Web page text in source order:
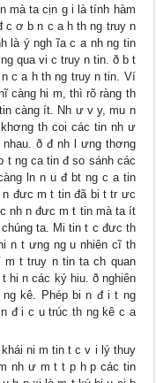
mà ta cịn g i là tính hàm
c ơ b n c a h th ng truy n
là ý ngh ĩa c a nh ng tin
qua vi c truy n tin. ð b t
c a h th ng truy n tin. Ví
càng hi m, thì rõ ràng th
càng ít. Nh ư v y, mu n
th coi các tin nh ư
ð đ nh l ưng thơng
t ng ca tin đ so sánh các
ln n u đ bt ng c a tin
đưc m t tin đã bi t tr ưc
nh n đưc m t tin mà ta ít
ta. Mi tin t c đưc th
n t ưng ng u nhiên cĩ th
t truy n tin ta ch quan
hi n các ký hiu. ð nghiên
kê. Phép bi n đ i t ng
đ i c u trúc th ng kê c a
ni m tin t c v i lý thuy
nh ư m t t p h p các tin